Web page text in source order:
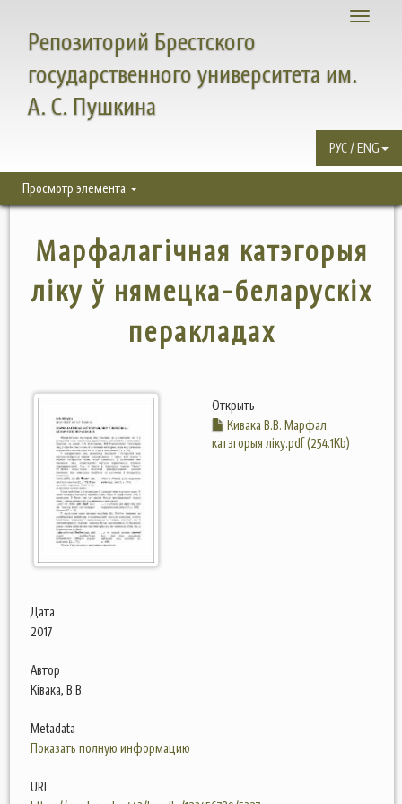
Toggle
Репозиторий Брестского
государственного университета им.
А. С. Пушкина
РУС / ENG
Просмотр элемента
Марфалагічная катэгорыя
ліку ў нямецка-беларускіх
перакладах
Открыть
Кивака В.В. Марфал.
катэгорыя ліку.pdf (254.1Kb)
Дата
2017
Автор
Ківака, В.В.
Metadata
Показать полную информацию
URI